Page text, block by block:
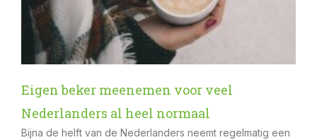
Eigen beker meenemen voor veel
Nederlanders al heel normaal
Bijna de helft van de Nederlanders neemt regelmatig een